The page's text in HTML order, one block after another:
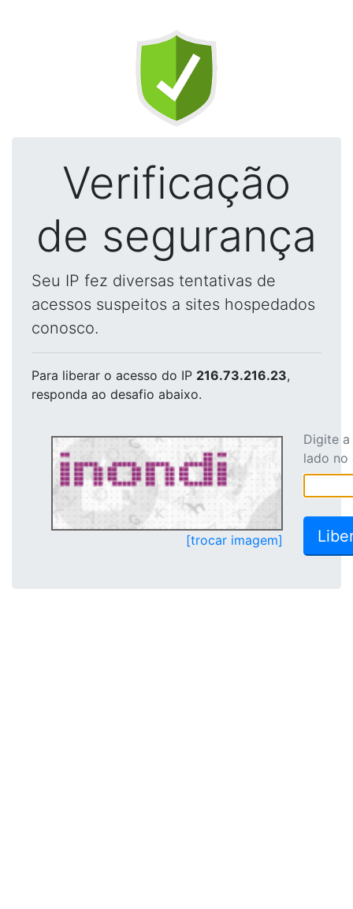
Verificação
de segurança
Seu IP fez diversas tentativas de
acessos suspeitos a sites hospedados
conosco.
Para liberar o acesso do IP 216.73.216.23,
responda ao desafio abaixo.
[trocar imagem]
Digite
lado no